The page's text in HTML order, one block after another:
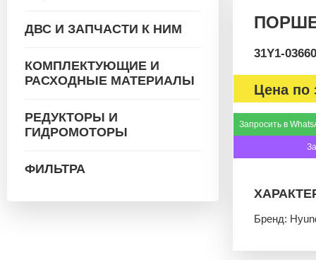
ДВС И ЗАПЧАСТИ К НИМ
КОМПЛЕКТУЮЩИЕ И
РАСХОДНЫЕ МАТЕРИАЛЫ
РЕДУКТОРЫ И
ГИДРОМОТОРЫ
ФИЛЬТРА
31Y1-03660
Цена по
Запросить в
Бренд: